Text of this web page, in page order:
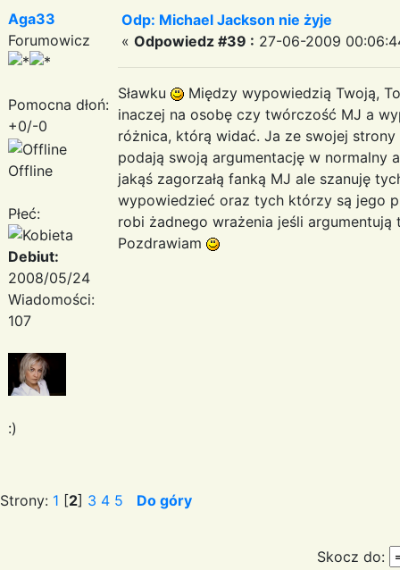
Aga33
Forumowicz
Pomocna dłoń:
+0/-0
Offline
Płeć:
Debiut:
2008/05/24
Wiadomości:
107
:)
Odp: Michael Jackson nie żyje
« Odpowiedz #39 : 27-06-2009
Sławku
Między wypowiedzią Twoją,
inaczej na osobę czy twórczość MJ a
różnica, którą widać. Ja ze swojej
podają swoją argumentację w normalny
jakąś zagorzałą fanką MJ ale szanuję
wypowiedzieć oraz tych którzy są jego
robi żadnego wrażenia jeśli
Pozdrawiam
Strony: 1 [2] 3 4 5 Do góry
Skocz do: